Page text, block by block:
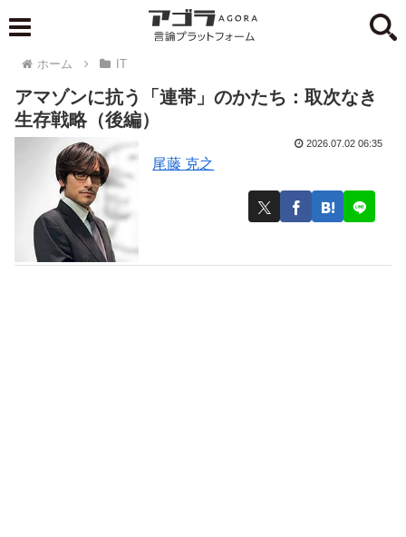
ホーム IT
アマゾンに抗う「連帯」のかたち：取次なき
生存戦略（後編）
尾藤 克之
2026.07.02 06:35